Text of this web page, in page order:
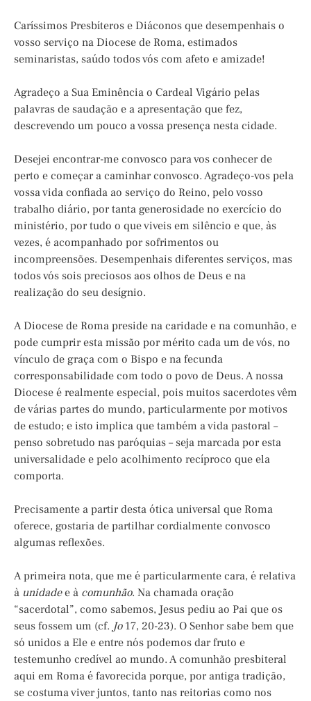
Caríssimos Presbíteros e Diáconos que desempenhais o
vosso serviço na Diocese de Roma, estimados
seminaristas, saúdo todos vós com afeto e amizade!
Agradeço a Sua Eminência o Cardeal Vigário pelas
palavras de saudação e a apresentação que fez,
descrevendo um pouco a vossa presença nesta cidade.
Desejei encontrar-me convosco para vos conhecer de
perto e começar a caminhar convosco. Agradeço-vos pela
vossa vida confiada ao serviço do Reino, pelo vosso
trabalho diário, por tanta generosidade no exercício do
ministério, por tudo o que viveis em silêncio e que, às
vezes, é acompanhado por sofrimentos ou
incompreensões. Desempenhais diferentes serviços, mas
todos vós sois preciosos aos olhos de Deus e na
realização do seu desígnio.
A Diocese de Roma preside na caridade e na comunhão, e
pode cumprir esta missão por mérito cada um de vós, no
vínculo de graça com o Bispo e na fecunda
corresponsabilidade com todo o povo de Deus. A nossa
Diocese é realmente especial, pois muitos sacerdotes vêm
de várias partes do mundo, particularmente por motivos
de estudo; e isto implica que também a vida pastoral –
penso sobretudo nas paróquias – seja marcada por esta
universalidade e pelo acolhimento recíproco que ela
comporta.
Precisamente a partir desta ótica universal que Roma
oferece, gostaria de partilhar cordialmente convosco
algumas reflexões.
A primeira nota, que me é particularmente cara, é relativa
à unidadee à comunhão. Na chamada oração
“sacerdotal”, como sabemos, Jesus pediu ao Pai que os
seus fossem um (cf. Jo17, 20-23). O Senhor sabe bem que
só unidos a Ele e entre nós podemos dar fruto e
testemunho credível ao mundo. A comunhão presbiteral
aqui em Roma é favorecida porque, por antiga tradição,
se costuma viver juntos, tanto nas reitorias como nos